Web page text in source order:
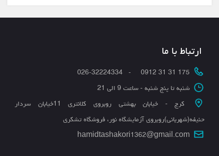
ارتباط با ما
175 31 31 0912 - 026-32224334
شنبه تا پنج شنبه - ساعت 9 الی 21
کرج - خیابان بهشتی روبروی کلانتری 11خیابان سردار
حنیفه(شهربانی)روبروی آزمایشگاه نور، فروشگاه تشکری
hamidtashakori1362@gmail.com